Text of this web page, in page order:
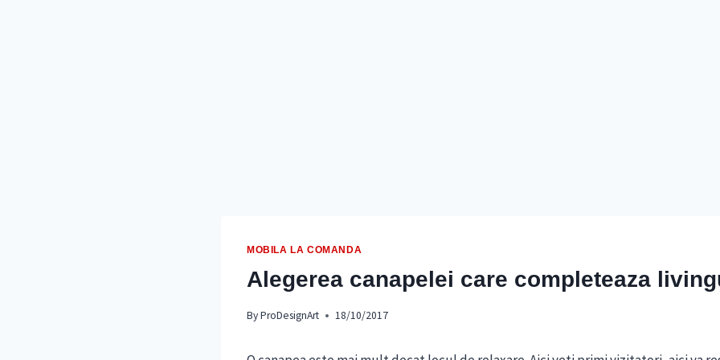
MOBILA LA COMANDA
Alegerea canapelei care completeaza
ByProDesignArt 18/10/2017